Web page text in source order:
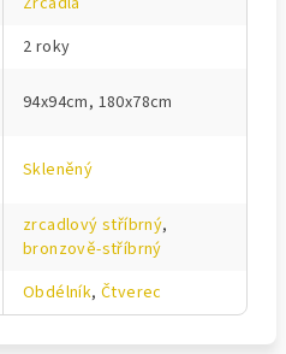
2 roky
94x94cm, 180x78cm
Skleněný
zrcadlový stříbrný,
bronzově-stříbrný
Obdélník,Čtverec